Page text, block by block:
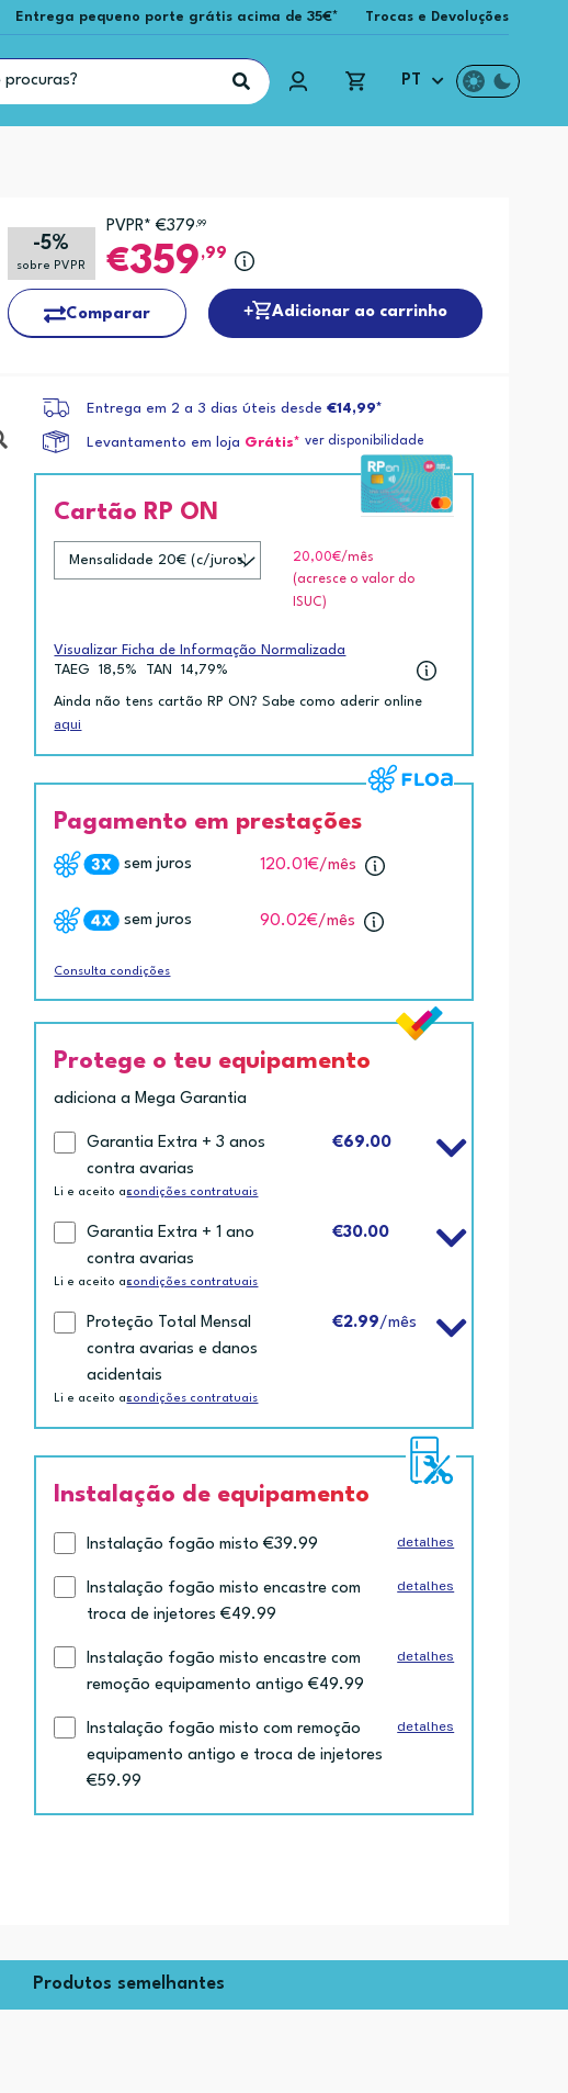
Entrega pequeno porte grátis acima de 35€* Trocas e Devoluções
PT
-5%
sobre PVPR
PVPR* €379 ,99
359 ,99
Comparar Adicionar ao carrinho
Entrega em 2 a 3 dias úteis desde€14,99*
Levantamento em loja Grátis* ver disponibilidade
Cartão RP ON
20,00€/mês
(acresce o valor do
ISUC)
Visualizar Ficha de Informação Normalizada
TAEG
18,5% TAN 14,79%
Ainda não tens cartão RP ON? Sabe como aderir online
aqui
Pagamento em prestações
sem juros 120.01€/mês
sem juros 90.02€/mês
Consulta condições
Protege o teu equipamento
adiciona a Mega Garantia
Garantia Extra + 3 anos
contra avarias
€69.00
Li e aceito ascondições contratuais
Garantia Extra + 1 ano
contra avarias
€30.00
Li e aceito ascondições contratuais
Proteção Total Mensal
contra avarias e danos
acidentais
€2.99/mês
Li e aceito ascondições contratuais
Instalação de equipamento
Instalação fogão misto €39.99 detalhes
Instalação fogão misto encastre com
troca de injetores €49.99
detalhes
Instalação fogão misto encastre com
remoção equipamento antigo €49.99
detalhes
Instalação fogão misto com remoção
equipamento antigo e troca de injetores
€59.99
detalhes
Produtos semelhantes